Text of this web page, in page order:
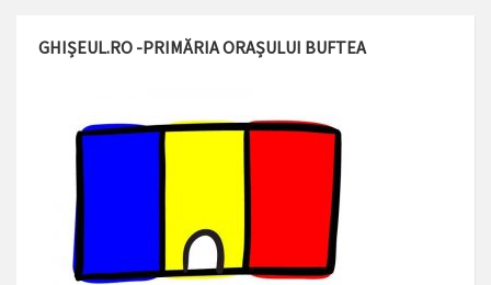
GHIȘEUL.RO -PRIMĂRIA ORAȘULUI BUFTEA